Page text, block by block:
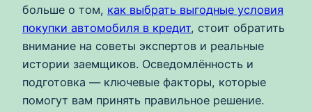
больше о том, как выбрать выгодные условия
покупки автомобиля в кредит, стоит обратить
внимание на советы экспертов и реальные
истории заемщиков. Осведомлённость и
подготовка — ключевые факторы, которые
помогут вам принять правильное решение.